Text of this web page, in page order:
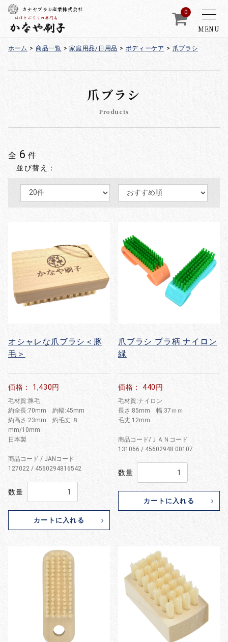
MENU
カナヤブラシ産業株式会社 0
ホーム > 商品一覧 > 家庭用品/日用品 > ボディーケア > 爪ブラシ
爪ブラシ
Products
全 6 件
並び替え：
オシャレな爪ブラシ＜豚
毛＞
価格： 1,430円
毛材質:豚毛
約全長:70mm 約幅:45mm
約高さ:23mm 約毛丈:８
mm/10mm
日本製
商品コード / JANコード
127022 / 4560294816542
数量
カートに入れる
爪ブラシ プラ柄 ナイロン
緑
価格： 440円
毛材質:ナイロン
長さ:85mm 幅:37ｍｍ
毛丈:12mm
商品コード/ＪＡＮコード
131066 / 45602948 00107
数量
カートに入れる